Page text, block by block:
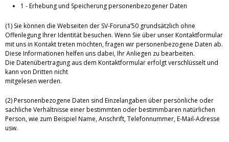
1 - Erhebung und Speicherung personenbezogener Daten
(1) Sie können die Webseiten der SV-Foruna’50 grundsätzlich ohne
Offenlegung Ihrer Identität besuchen. Wenn Sie über unser Kontaktformular
mit uns in Kontakt treten möchten, fragen wir personenbezogene Daten ab.
Diese Informationen helfen uns dabei, Ihr Anliegen zu bearbeiten.
Die Datenübertragung aus dem Kontaktformular erfolgt verschlüsselt und
kann von Dritten nicht
mitgelesen werden.
(2) Personenbezogene Daten sind Einzelangaben über persönliche oder
sachliche Verhältnisse einer bestimmten oder bestimmbaren natürlichen
Person, wie zum Beispiel Name, Anschrift, Telefonnummer, E-Mail-Adresse
usw.